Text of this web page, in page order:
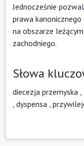
Jednocześnie
prawa kanonicznego
na obszarze
zachodniego.
Słowa
diecezja przemyska
dyspensa